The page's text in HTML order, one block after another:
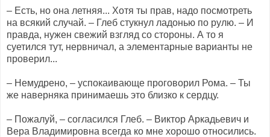
– Есть, но она летняя... Хотя ты прав, надо посмотреть
на всякий случай. – Глеб стукнул ладонью по рулю. – И
правда, нужен свежий взгляд со стороны. А то я
суетился тут, нервничал, а элементарные варианты не
проверил...
– Немудрено, – успокаивающе проговорил Рома. – Ты
же наверняка принимаешь это близко к сердцу.
– Пожалуй, – согласился Глеб. – Виктор Аркадьевич и
Вера Владимировна всегда ко мне хорошо относились.